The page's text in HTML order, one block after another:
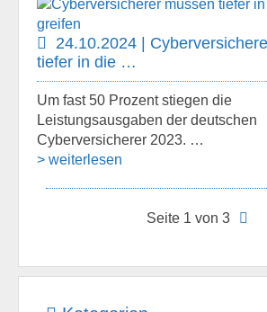
24.10.2024 |
tiefer in die …
Um fast 50 Prozent stiegen die
Leistungsausgaben der deutschen
Cyberversicherer 2023. …
> weiterlesen
Seite 1 von 3